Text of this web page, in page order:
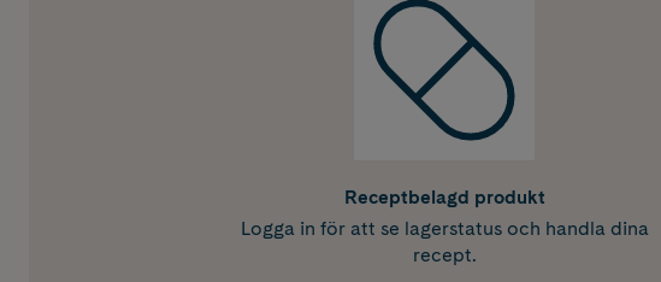
Receptbelagd produkt
Logga in för att se lagerstatus och handla dina
recept.